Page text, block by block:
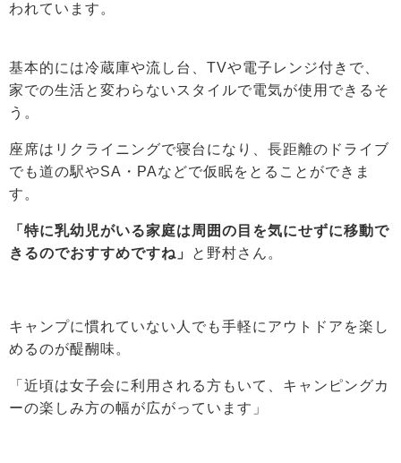
われています。
基本的には冷蔵庫や流し台、TVや電子レンジ付きで、
家での生活と変わらないスタイルで電気が使用できるそ
う。
座席はリクライニングで寝台になり、長距離のドライブ
でも道の駅やSA・PAなどで仮眠をとることができま
す。
「特に乳幼児がいる家庭は周囲の目を気にせずに移動で
きるのでおすすめですね」
と野村さん。
キャンプに慣れていない人でも手軽にアウトドアを楽し
めるのが醍醐味。
「近頃は女子会に利用される方もいて、キャンピングカ
ーの楽しみ方の幅が広がっています」